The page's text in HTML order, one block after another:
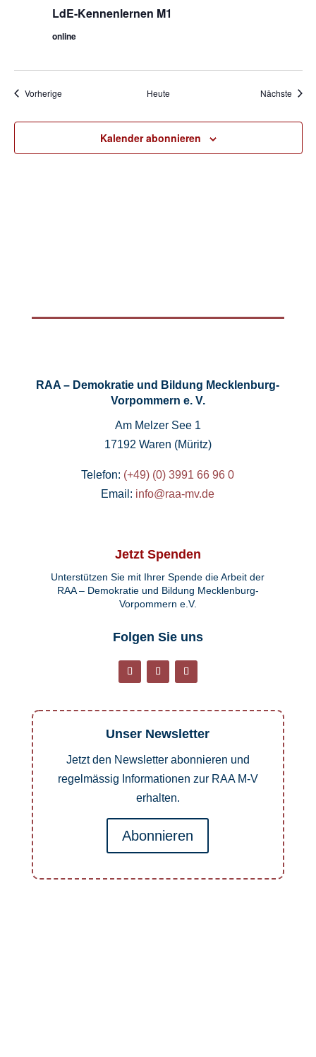
LdE-Kennenlernen M1
online
VorherigeVeranstaltungen Heute Nächste
Kalender abonnieren
RAA – Demokratie und Bildung Mecklenburg-
Vorpommern e. V.
Am Melzer See 1
17192 Waren (Müritz)
Telefon: (+49) (0) 3991 66 96 0
Email: info@raa-mv.de
Jetzt Spenden
Unterstützen Sie mit Ihrer Spende die Arbeit der
RAA – Demokratie und Bildung Mecklenburg-
Vorpommern e.V.
Folgen Sie uns
Unser Newsletter
Jetzt den Newsletter abonnieren und
regelmässig Informationen zur RAA M-V
erhalten.
Abonnieren